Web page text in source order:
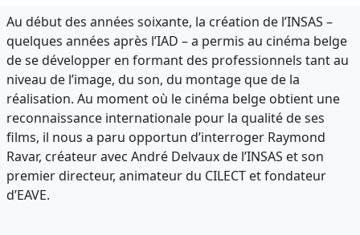
Au début des années soixante, la création de l’INSAS –
quelques années après l’IAD – a permis au cinéma belge
de se développer en formant des professionnels tant au
niveau de l’image, du son, du montage que de la
réalisation. Au moment où le cinéma belge obtient une
reconnaissance internationale pour la qualité de ses
films, il nous a paru opportun d’interroger Raymond
Ravar, créateur avec André Delvaux de l’INSAS et son
premier directeur, animateur du CILECT et fondateur
d’EAVE.